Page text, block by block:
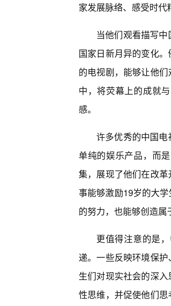
家发展脉络、感受时代
当他们观看描写
国家日新月异的变化
的电视剧，能够让他
中，将荧幕上的成就
感。
许多优秀的中国
单纯的娱乐产品，而
集，展现了他们在改
事能够激励19岁的大
的努力，也能够创造属
更值得注意的是
递。一些反映环境保
生们对现实社会的深
性思维，并促使他们